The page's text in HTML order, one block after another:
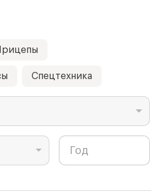
Спецтехника